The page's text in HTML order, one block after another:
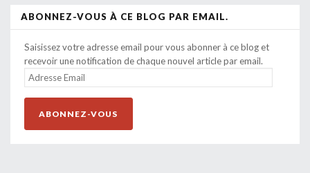
ABONNEZ-VOUS À CE BLOG PAR EMAIL.
Saisissez votre adresse email pour vous abonner à ce blog et
recevoir une notification de chaque nouvel article par email.
ADRESSE
EMAIL
ABONNEZ-VOUS